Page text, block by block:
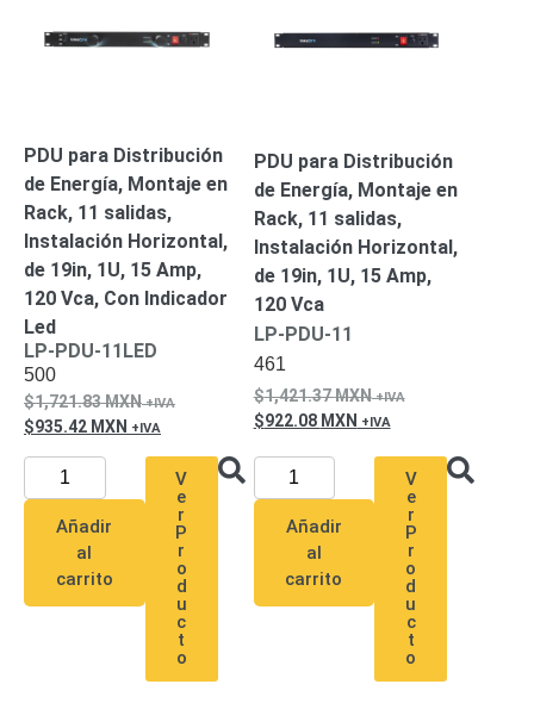
AccesoriosMobiliario
MonitoresVideowall
Seguridad
Protección
Contra
Descargas
Corriente
AlternaCorriente
Servidores
Almacenamiento
AccesoriosDiscos
Duros
Mecánicos
(HDD)
Memorias
SD /
Memorias
Micro
Servidores
PDU para Distribución
de Energía, Montaje en
Rack, 11 salidas,
Instalación Horizontal,
de 19in, 1U, 15 Amp,
120 Vca, Con Indicador
Led
LP-PDU-11LED
500
1,721.83MXN
935.42 MXN
Añadir
al
carrito
V
e
r
P
r
o
d
u
c
t
o
PDU para Distribución
de Energía, Montaje en
Rack, 11 salidas,
Instalación Horizontal,
de 19in, 1U, 15 Amp,
120 Vca
LP-PDU-11
461
1,421.37MXN
922.08 MXN
Añadir
al
carrito
V
e
r
P
r
o
d
u
c
t
o